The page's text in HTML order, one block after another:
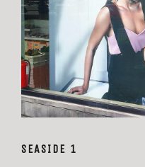
SEASIDE 1